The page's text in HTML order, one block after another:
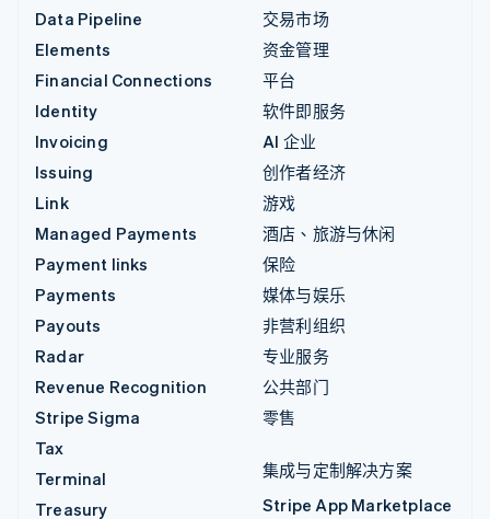
Data Pipeline
Elements
Financial Connections
Identity
Invoicing
Issuing
Link
Managed Payments
Payment links
Payments
Payouts
Radar
Revenue Recognition
Stripe Sigma
Tax
Terminal
Treasury
交易市场
资金管理
平台
软件即服务
AI 企业
创作者经济
游戏
酒店、旅游与休闲
保险
媒体与娱乐
非营利组织
专业服务
公共部门
零售
集成与定制解决方案
Stripe App Marketplace